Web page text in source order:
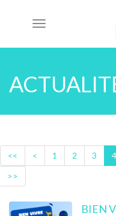
Toggle
<< < 1 2 3 4
>>
BIEN